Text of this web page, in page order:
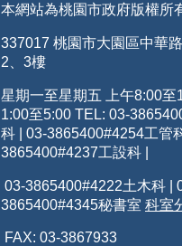
本網站為桃園市政府版權所
337017 桃園市大園區中華
2、3樓
星期一至星期五 上午8:00至
1:00至5:00 TEL: 03-
科 | 03-3865400#4254工管
3865400#4237工設科 |
03-3865400#4222土木科 |
3865400#4345秘書室 科室
FAX: 03-3867933